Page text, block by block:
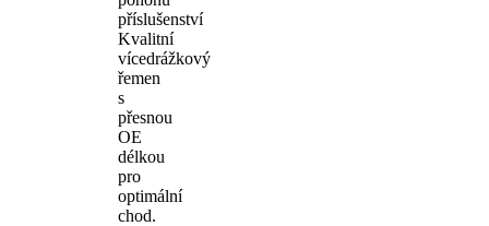
příslušenství
Kvalitní
vícedrážkový
řemen
s
přesnou
OE
délkou
pro
optimální
chod.